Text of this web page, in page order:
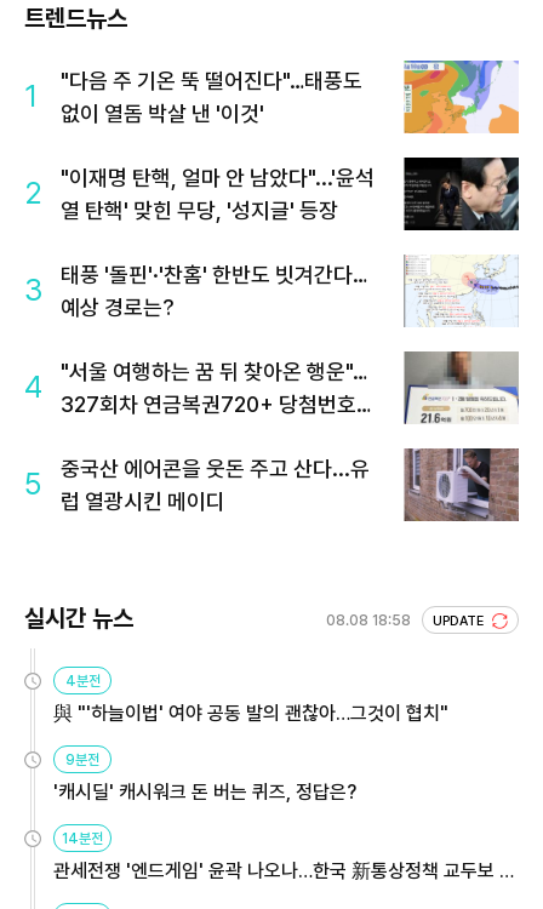
트렌드뉴스
1
"다음 주 기온 뚝 떨어진다"…태풍도
없이 열돔 박살 낸 '이것'
2
"이재명 탄핵, 얼마 안 남았다"...'윤석
열 탄핵' 맞힌 무당, '성지글' 등장
3
태풍 '돌핀'·'찬홈' 한반도 빗겨간다…
예상 경로는?
4
"서울 여행하는 꿈 뒤 찾아온 행운"…
327회차 연금복권720+ 당첨번호조
5
중국산 에어콘을 웃돈 주고 산다...유
럽 열광시킨 메이디
실시간 뉴스 08.08 18:58 UPDATE
4분전
與 "'하늘이법' 여야 공동 발의 괜찮아…그것이 협치"
9분전
'캐시딜' 캐시워크 돈 버는 퀴즈, 정답은?
14분전
관세전쟁 '엔드게임' 윤곽 나오나…한국 新통상정책 교두보 활
용해야